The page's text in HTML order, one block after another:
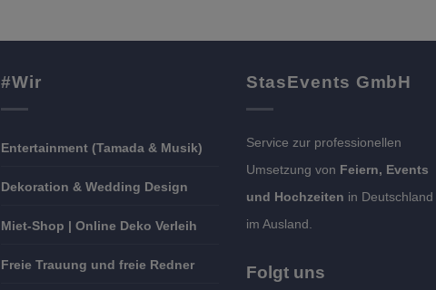
#Wir
Entertainment (Tamada & Musik)
Dekoration & Wedding Design
Miet-Shop | Online Deko Verleih
Freie Trauung und freie Redner
StasEvents GmbH
Service zur professionellen
Umsetzung von Feiern, Events
und Hochzeiten in Deutschland
im Ausland.
Folgt uns